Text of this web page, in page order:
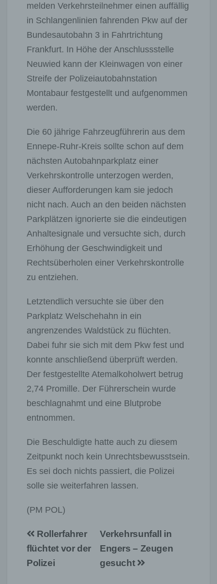
melden Verkehrsteilnehmer einen auffällig
in Schlangenlinien fahrenden Pkw auf der
Bundesautobahn 3 in Fahrtrichtung
Frankfurt. In Höhe der Anschlussstelle
Neuwied kann der Kleinwagen von einer
Streife der Polizeiautobahnstation
Montabaur festgestellt und aufgenommen
werden.
Die 60 jährige Fahrzeugführerin aus dem
Ennepe-Ruhr-Kreis sollte schon auf dem
nächsten Autobahnparkplatz einer
Verkehrskontrolle unterzogen werden,
dieser Aufforderungen kam sie jedoch
nicht nach. Auch an den beiden nächsten
Parkplätzen ignorierte sie die eindeutigen
Anhaltesignale und versuchte sich, durch
Erhöhung der Geschwindigkeit und
Rechtsüberholen einer Verkehrskontrolle
zu entziehen.
Letztendlich versuchte sie über den
Parkplatz Welschehahn in ein
angrenzendes Waldstück zu flüchten.
Dabei fuhr sie sich mit dem Pkw fest und
konnte anschließend überprüft werden.
Der festgestellte Atemalkoholwert betrug
2,74 Promille. Der Führerschein wurde
beschlagnahmt und eine Blutprobe
entnommen.
Die Beschuldigte hatte auch zu diesem
Zeitpunkt noch kein Unrechtsbewusstsein.
Es sei doch nichts passiert, die Polizei
solle sie weiterfahren lassen.
(PM POL)
Beitragsnavigation
Verkehrsunfall in
Engers – Zeugen
gesucht
Rollerfahrer
flüchtet vor der
Polizei